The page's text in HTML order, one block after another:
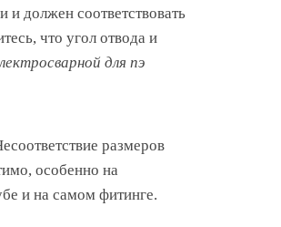
и должен соответствовать
что угол отвода и
для пэ
размеров
особенно на
и на самом фитинге.